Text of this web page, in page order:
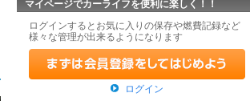
マイページでカーライフを便利に楽しく！！
ログインするとお気に入りの保存や燃費記録など
様々な管理が出来るようになります
ログイン